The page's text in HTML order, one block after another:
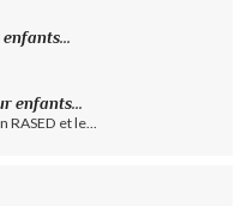
enfants...
RASED et le...